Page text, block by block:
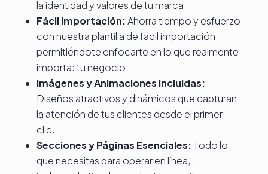
la identidad y valores de tu marca.
Fácil Importación:Ahorra tiempo y esfuerzo
con nuestra plantilla de fácil importación,
permitiéndote enfocarte en lo que realmente
importa: tu negocio.
Imágenes y Animaciones Incluidas:
Diseños atractivos y dinámicos que capturan
la atención de tus clientes desde el primer
clic.
Secciones y Páginas Esenciales: Todo lo
que necesitas para operar en línea,